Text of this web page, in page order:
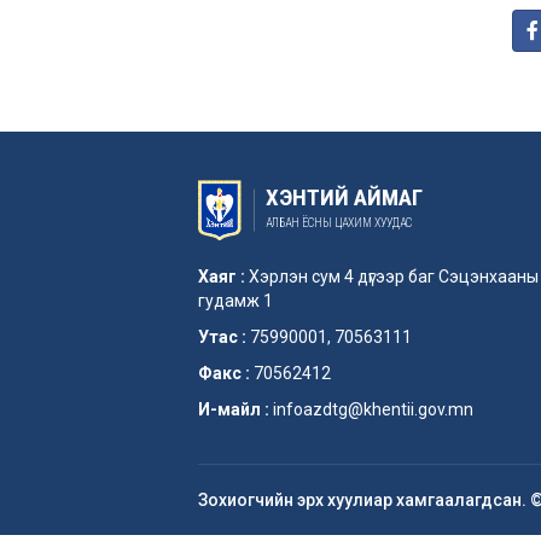
ХЭНТИЙ АЙМАГ
АЛБАН ЁСНЫ ЦАХИМ ХУУДАС
Хаяг : Хэрлэн сум 4 дүгээр баг Сэцэнхааны
гудамж 1
Утас : 75990001, 70563111
Факс : 70562412
И-майл : infoazdtg@khentii.gov.mn
Зохиогчийн эрх хуулиар хамгаалагдсан.